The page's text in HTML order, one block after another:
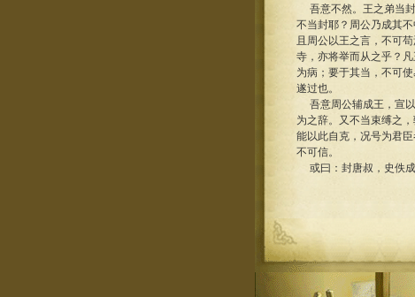
吾意不然。王之弟当封
不当封耶？周公乃成其
且周公以王之言，不可
寺，亦将举而从之乎？
为病；要于其当，不可
遂过也。
吾意周公辅成王，宣
为之辞。又不当束缚之
能以此自克，况号为君
不可信。
或曰：封唐叔，史佚成